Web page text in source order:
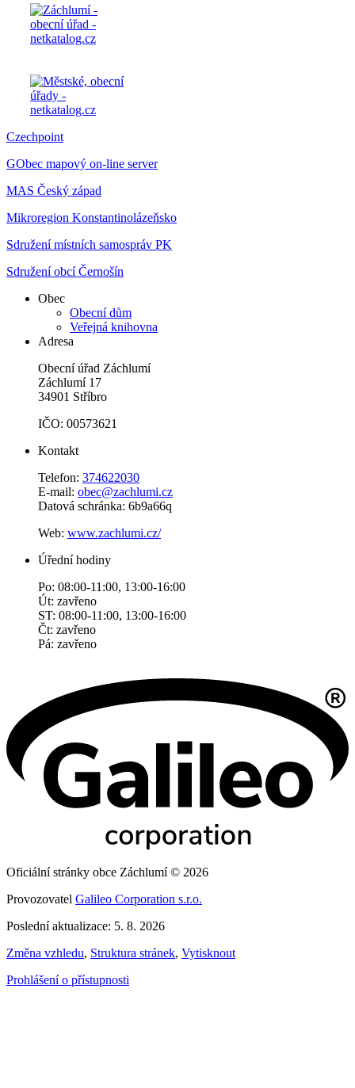
Czechpoint
GObec mapový on-line server
MAS Český západ
Mikroregion Konstantinolázeňsko
Sdružení místních samospráv PK
Sdružení obcí Černošín
Obec
Obecní dům
Veřejná knihovna
Adresa
Obecní úřad Záchlumí
Záchlumí 17
34901 Stříbro
IČO: 00573621
Kontakt
Telefon: 374622030
E-mail: obec@zachlumi.cz
Datová schránka: 6b9a66q
Web: www.zachlumi.cz/
Úřední hodiny
Po: 08:00-11:00, 13:00-16:00
Út: zavřeno
ST: 08:00-11:00, 13:00-16:00
Čt: zavřeno
Pá: zavřeno
Oficiální stránky obce Záchlumí © 2026
Provozovatel Galileo Corporation s.r.o.
Poslední aktualizace: 5. 8. 2026
Změna vzhledu, Struktura stránek, Vytisknout
Prohlášení o přístupnosti